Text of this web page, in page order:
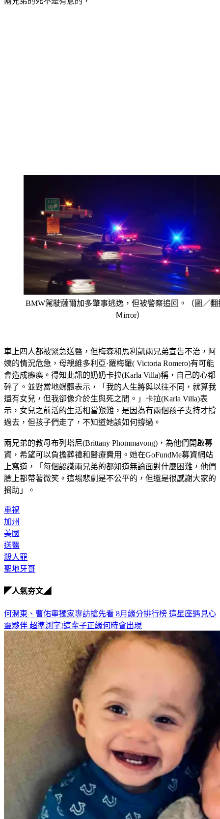
BMW駕駛薩爾加多肇事逃逸，但被警察追回。（圖／翻
Ｍirror）
車上四人都被緊急送醫，但梅森和馬利凱兩兄弟宣告不治，阿
姨的情況危急，母親維多利亞·羅梅羅( Victoria Romero)有可能
會造成癱瘓。得知此訊的奶奶卡拉(Karla Villa)稱，自己的心都
碎了。並對當地媒體表示，「我的人生將與以往不同，就算我
還有女兒，但我卻像介於生與死之間。」卡拉(Karla Villa)表
示，女兒之前活的生活相當艱難，是因為有兩個孩子支持才撐
過去，但孩子們走了，不知道她該如何撐過。
兩兄弟的教母布列塔尼(Brittany Phommavong)，為他們開啟募
資，希望可以負擔葬禮和醫療費用。她在GoFundMe募資網站
上寫道，「每個認識兩兄弟的都知道無論面對什麼困難，他們
臉上都帶著微笑。這場悲劇是不公平的，但還是很感謝大家的
捐助」。
車禍
加州
美國
送醫
殺人罪
聖地牙哥
◤人氣夯文◢
何潤東、曹佑寧獨家專訪搶先看 8月緣分排行榜 這星座遇見心
靈夥伴 超準測字!這輩子正緣何時會出現